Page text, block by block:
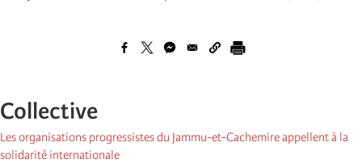
Collective
Les organisations progressistes du Jammu-et-Cachemire appellent à la
solidarité internationale